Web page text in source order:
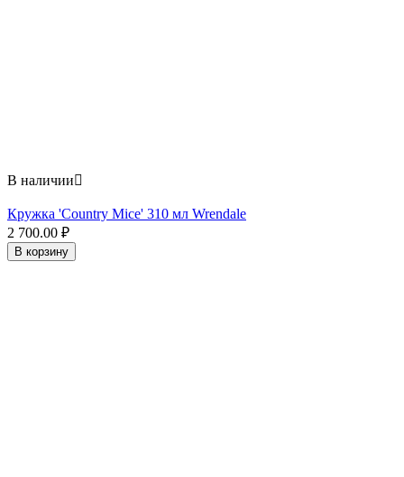
В наличии
Кружка 'Country Mice' 310 мл Wrendale
2 700.00 ₽
В корзину